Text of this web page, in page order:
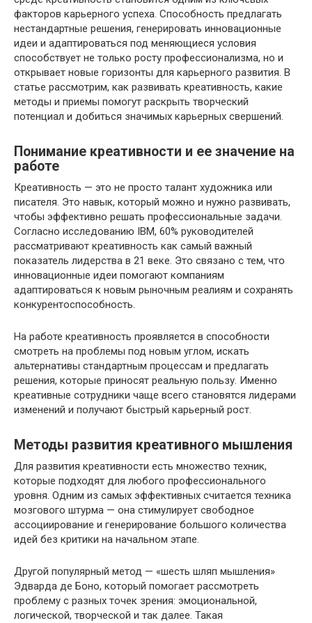
факторов карьерного успеха. Способность предлагать
нестандартные решения, генерировать инновационные
идеи и адаптироваться под меняющиеся условия
способствует не только росту профессионализма, но и
открывает новые горизонты для карьерного развития. В
статье рассмотрим, как развивать креативность, какие
методы и приемы помогут раскрыть творческий
потенциал и добиться значимых карьерных свершений.
Понимание креативности и ее значение на
работе
Креативность — это не просто талант художника или
писателя. Это навык, который можно и нужно развивать,
чтобы эффективно решать профессиональные задачи.
Согласно исследованию IBM, 60% руководителей
рассматривают креативность как самый важный
показатель лидерства в 21 веке. Это связано с тем, что
инновационные идеи помогают компаниям
адаптироваться к новым рыночным реалиям и сохранять
конкурентоспособность.
На работе креативность проявляется в способности
смотреть на проблемы под новым углом, искать
альтернативы стандартным процессам и предлагать
решения, которые приносят реальную пользу. Именно
креативные сотрудники чаще всего становятся лидерами
изменений и получают быстрый карьерный рост.
Методы развития креативного мышления
Для развития креативности есть множество техник,
которые подходят для любого профессионального
уровня. Одним из самых эффективных считается техника
мозгового штурма — она стимулирует свободное
ассоциирование и генерирование большого количества
идей без критики на начальном этапе.
Другой популярный метод — «шесть шляп мышления»
Эдварда де Боно, который помогает рассмотреть
проблему с разных точек зрения: эмоциональной,
логической, творческой и так далее. Такая